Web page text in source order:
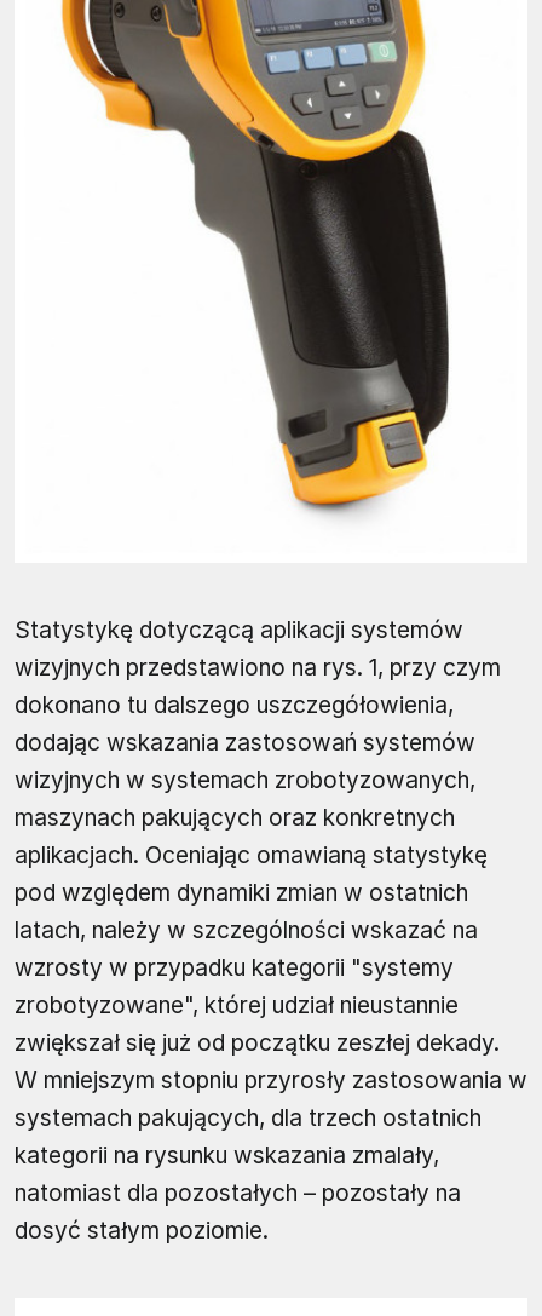
Statystykę dotyczącą aplikacji systemów
wizyjnych przedstawiono na rys. 1, przy czym
dokonano tu dalszego uszczegółowienia,
dodając wskazania zastosowań systemów
wizyjnych w systemach zrobotyzowanych,
maszynach pakujących oraz konkretnych
aplikacjach. Oceniając omawianą statystykę
pod względem dynamiki zmian w ostatnich
latach, należy w szczególności wskazać na
wzrosty w przypadku kategorii "systemy
zrobotyzowane", której udział nieustannie
zwiększał się już od początku zeszłej dekady.
W mniejszym stopniu przyrosły zastosowania w
systemach pakujących, dla trzech ostatnich
kategorii na rysunku wskazania zmalały,
natomiast dla pozostałych – pozostały na
dosyć stałym poziomie.